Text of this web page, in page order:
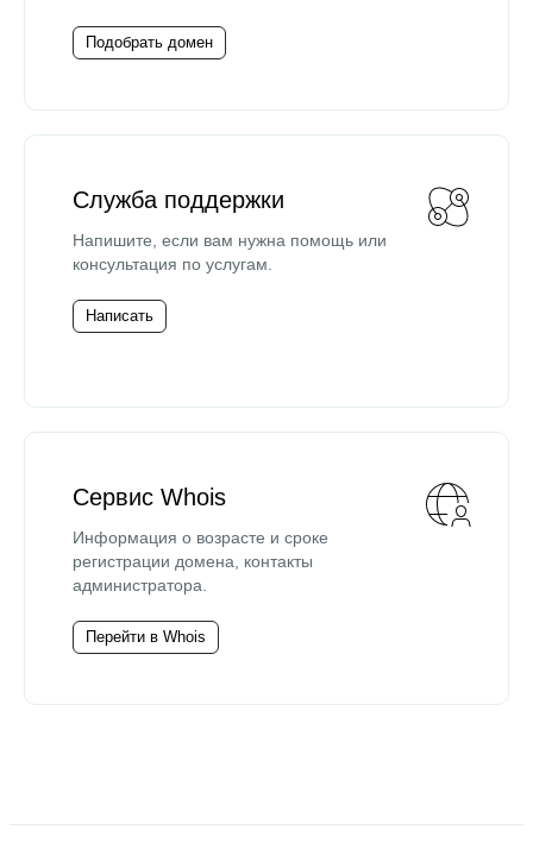
Подобрать домен
Служба поддержки
Напишите, если вам нужна помощь или
консультация по услугам.
Написать
Сервис Whois
Информация о возрасте и сроке
регистрации домена, контакты
администратора.
Перейти в Whois